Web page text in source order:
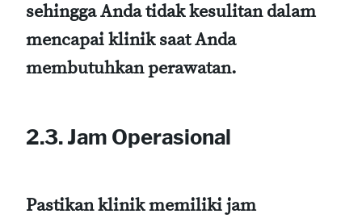
sehingga Anda tidak kesulitan dalam
mencapai klinik saat Anda
membutuhkan perawatan.
2.3. Jam Operasional
Pastikan klinik memiliki jam